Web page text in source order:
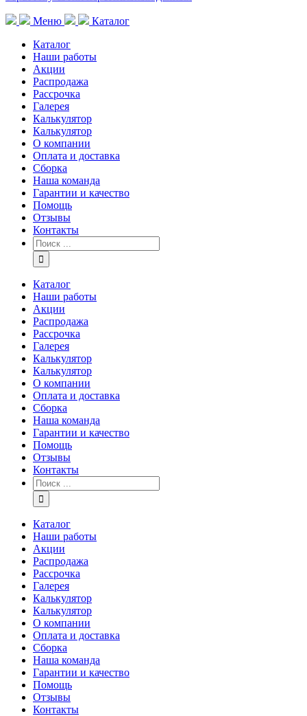
Меню
Каталог
Каталог
Наши работы
Акции
Распродажа
Рассрочка
Галерея
Калькулятор
Калькулятор
О компании
Оплата и доставка
Сборка
Наша команда
Гарантии и качество
Помощь
Отзывы
Контакты
Каталог
Наши работы
Акции
Распродажа
Рассрочка
Галерея
Калькулятор
Калькулятор
О компании
Оплата и доставка
Сборка
Наша команда
Гарантии и качество
Помощь
Отзывы
Контакты
Каталог
Наши работы
Акции
Распродажа
Рассрочка
Галерея
Калькулятор
Калькулятор
О компании
Оплата и доставка
Сборка
Наша команда
Гарантии и качество
Помощь
Отзывы
Контакты